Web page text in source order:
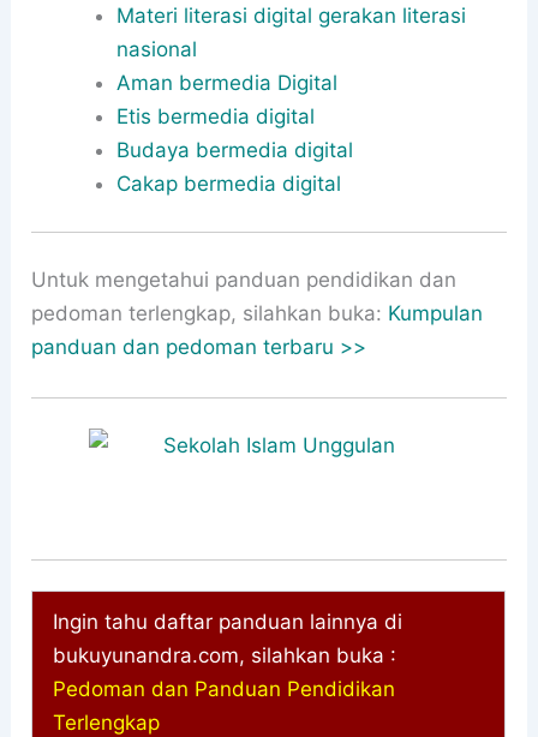
Materi literasi digital gerakan literasi
nasional
Aman bermedia Digital
Etis bermedia digital
Budaya bermedia digital
Cakap bermedia digital
Untuk mengetahui panduan pendidikan dan
pedoman terlengkap, silahkan buka: Kumpulan
panduan dan pedoman terbaru >>
Ingin tahu daftar panduan lainnya di
bukuyunandra.com, silahkan buka :
Pedoman dan Panduan Pendidikan
Terlengkap